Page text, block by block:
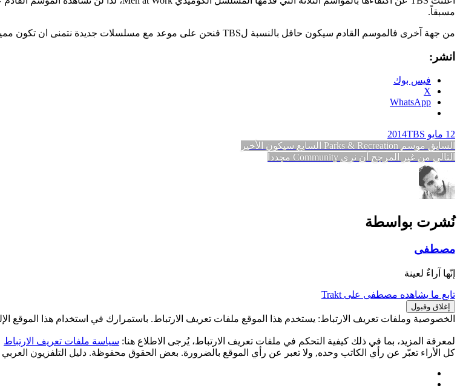
مسبقاً.
من جهة آخرى فالموسم القادم سيكون حافل بالنسبة لTBS فنحن على موعد مع مسلسلات جديدة نتمنى ان تكون مميزة الموسم القادم.
انشر:
فيس بوك
X
WhatsApp
12 مايو 2014 TBS
تصفّح
المقالات
السابق المقالة
السابقة:
موسم Parks & Recreation السابع سيكون الأخير
التالي المقالة
التالية:
من غير المرجح أن نرى Community مجدداً
نُشرت بواسطة
مصطفى
إنّها آراءٌ لعينة
تابع ما يشاهده مصطفى على Trakt
الخصوصية وملفات تعريف الارتباط: يستخدم هذا الموقع ملفات تعريف الارتباط. باستمرارك في استخدام هذا الموقع
لمعرفة المزيد، بما في ذلك كيفية التحكم في ملفات تعريف الارتباط، يُرجى الاطلاع هنا: سياسة ملفات تعريف الارتباط
كل الأراء تعبّر عن رأي الكاتب وحده, ولا تعبر عن رأي الموقع بالضرورة. بعض الحقوق محفوظة. دليل التلفزيون العربي 2016 ©